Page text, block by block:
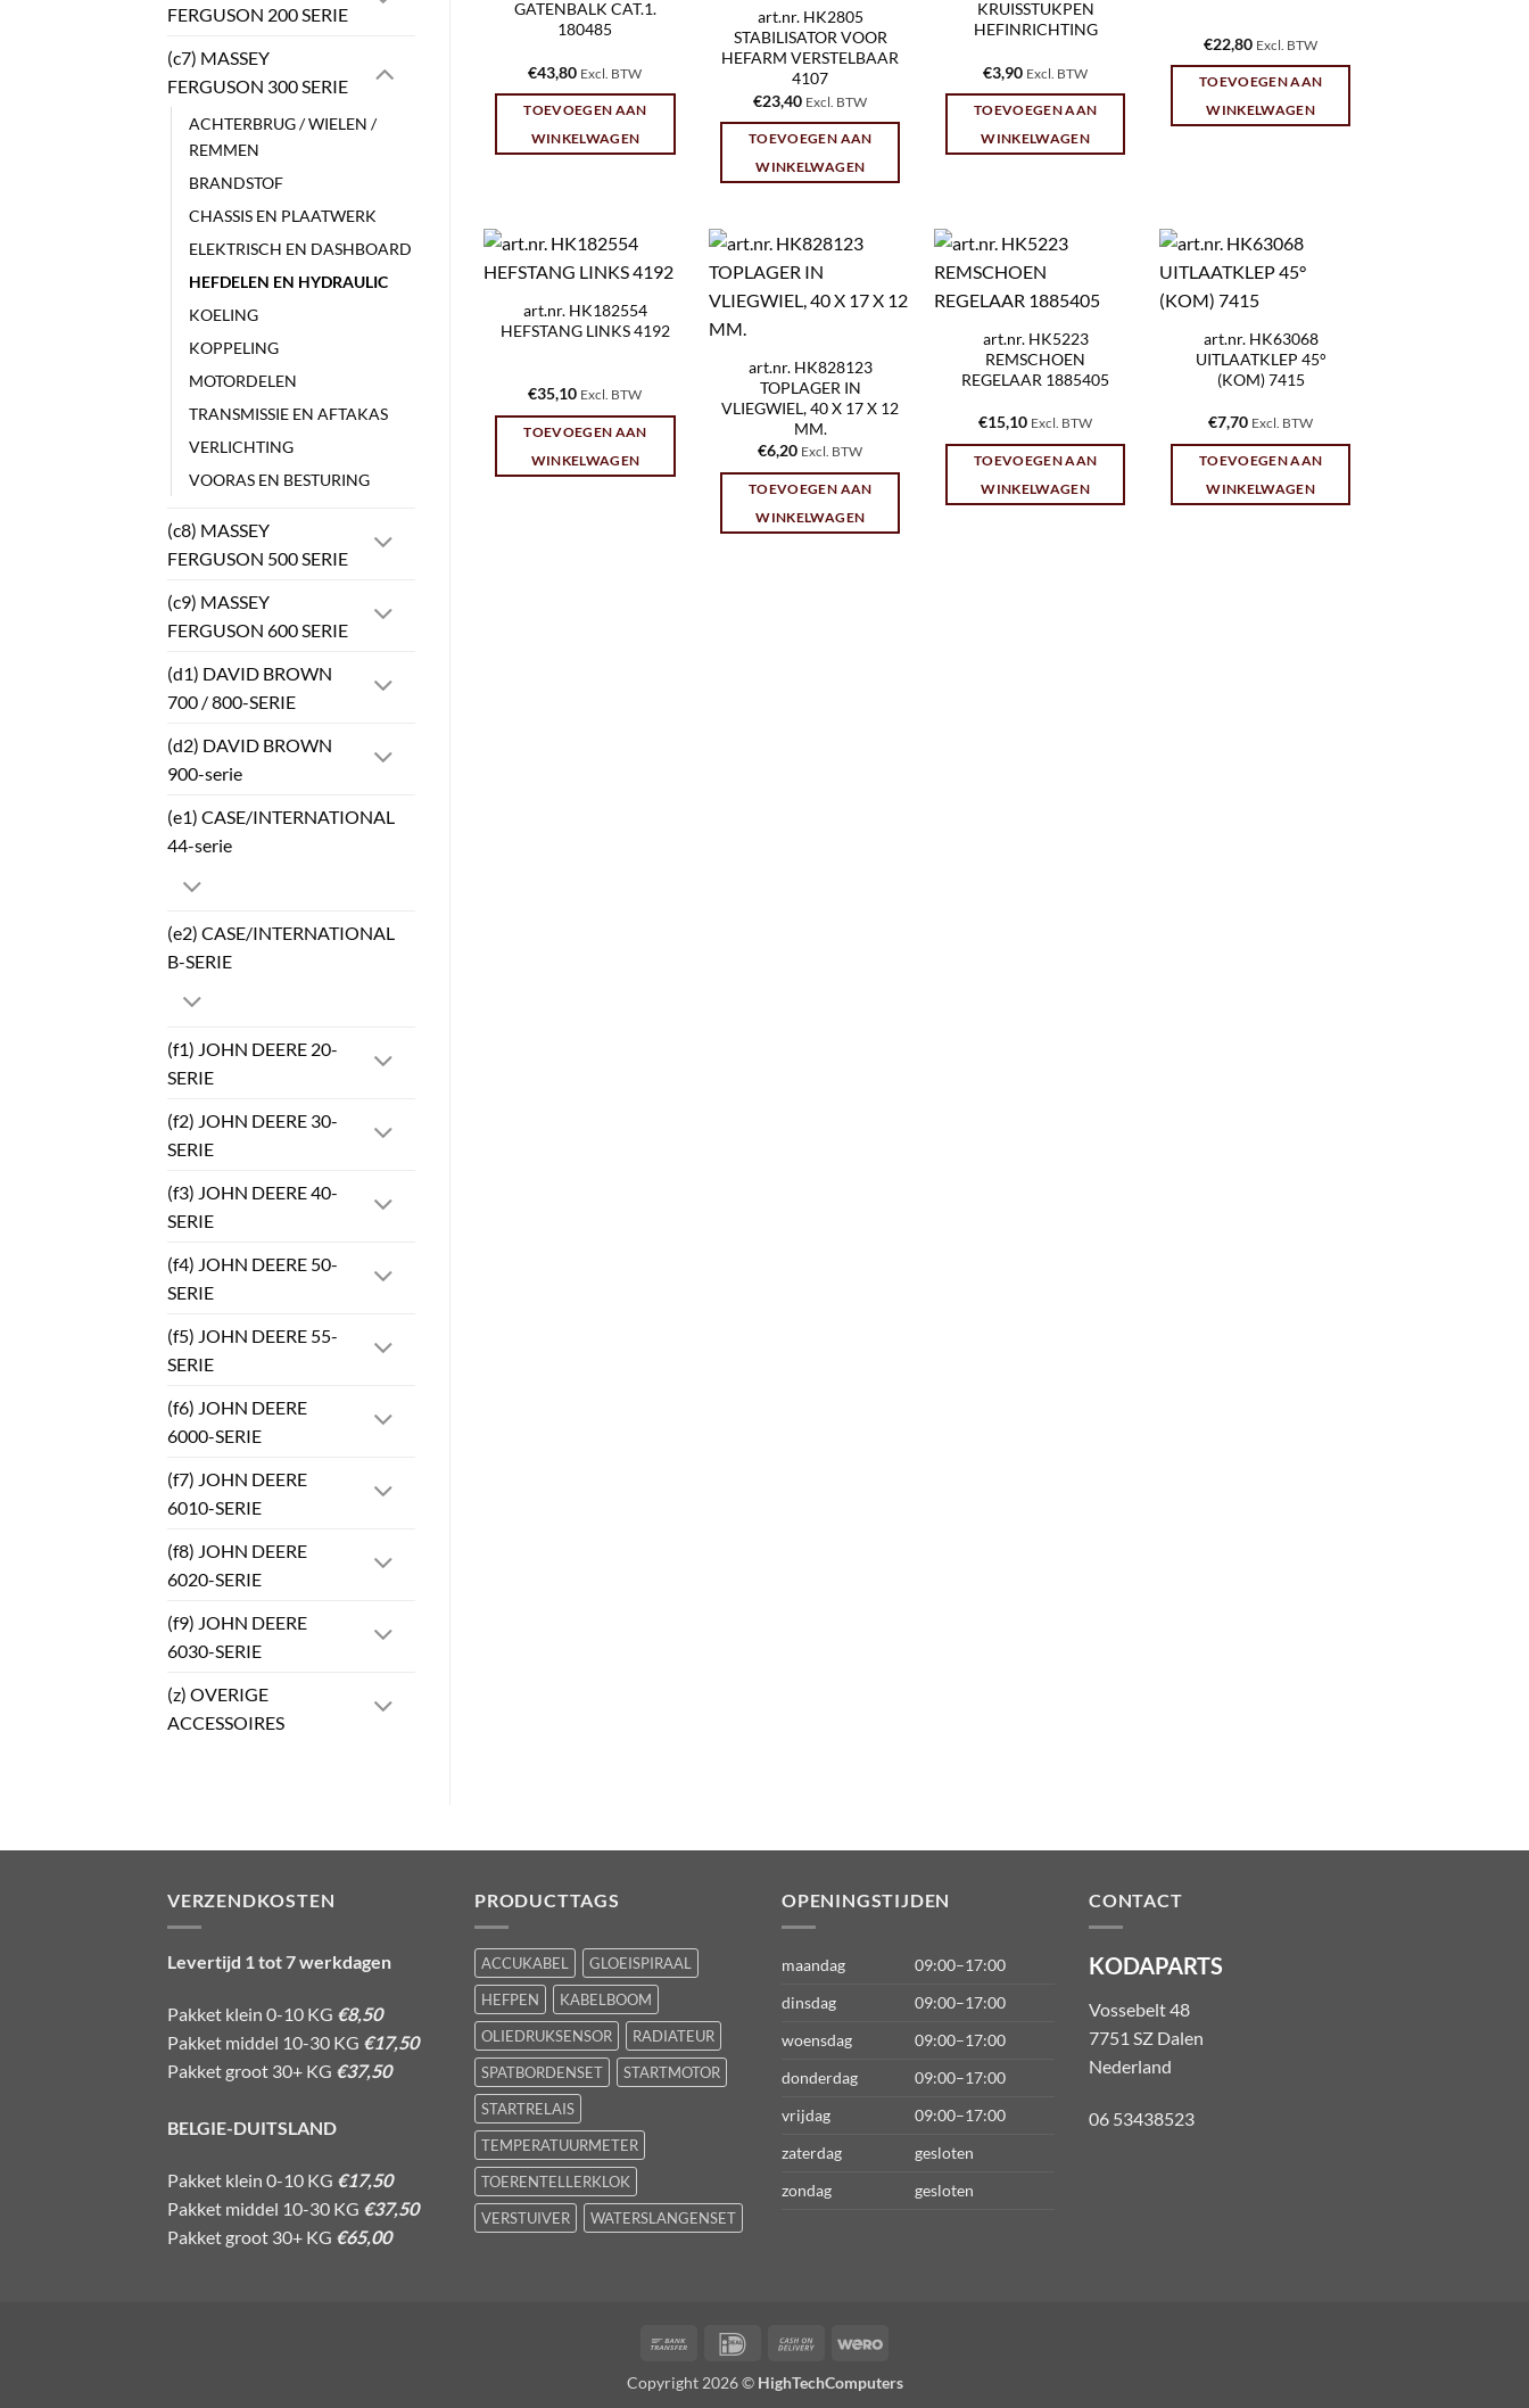
FERGUSON 200 SERIE
(c7) MASSEY
FERGUSON 300 SERIE
ACHTERBRUG / WIELEN /
REMMEN
BRANDSTOF
CHASSIS EN PLAATWERK
ELEKTRISCH EN DASHBOARD
HEFDELEN EN HYDRAULIC
KOELING
KOPPELING
MOTORDELEN
TRANSMISSIE EN AFTAKAS
VERLICHTING
VOORAS EN BESTURING
(c8) MASSEY
FERGUSON 500 SERIE
(c9) MASSEY
FERGUSON 600 SERIE
(d1) DAVID BROWN
700 / 800-SERIE
(d2) DAVID BROWN
900-serie
(e1) CASE/INTERNATIONAL
44-serie
(e2) CASE/INTERNATIONAL
B-SERIE
(f1) JOHN DEERE 20-
SERIE
(f2) JOHN DEERE 30-
SERIE
(f3) JOHN DEERE 40-
SERIE
(f4) JOHN DEERE 50-
SERIE
(f5) JOHN DEERE 55-
SERIE
(f6) JOHN DEERE
6000-SERIE
(f7) JOHN DEERE
6010-SERIE
(f8) JOHN DEERE
6020-SERIE
(f9) JOHN DEERE
6030-SERIE
(z) OVERIGE
ACCESSOIRES
GATENBALK CAT.1.
180485
€43,80 Excl. BTW
TOEVOEGEN AAN
WINKELWAGEN
art.nr. HK2805
STABILISATOR VOOR
HEFARM VERSTELBAAR
4107
€23,40 Excl. BTW
TOEVOEGEN AAN
WINKELWAGEN
KRUISSTUKPEN
HEFINRICHTING
€3,90 Excl. BTW
TOEVOEGEN AAN
WINKELWAGEN
€22,80 Excl. BTW
TOEVOEGEN AAN
WINKELWAGEN
art.nr. HK182554
HEFSTANG LINKS 4192
€35,10 Excl. BTW
TOEVOEGEN AAN
WINKELWAGEN
art.nr. HK828123
TOPLAGER IN
VLIEGWIEL, 40 X 17 X 12
MM.
€6,20 Excl. BTW
TOEVOEGEN AAN
WINKELWAGEN
art.nr. HK5223
REMSCHOEN
REGELAAR 1885405
€15,10 Excl. BTW
TOEVOEGEN AAN
WINKELWAGEN
art.nr. HK63068
UITLAATKLEP 45°
(KOM) 7415
€7,70 Excl. BTW
TOEVOEGEN AAN
WINKELWAGEN
VERZENDKOSTEN
Levertijd 1 tot 7 werkdagen
Pakket klein 0-10 KG €8,50
Pakket middel 10-30 KG €17,50
Pakket groot 30+ KG €37,50
BELGIE-DUITSLAND
Pakket klein 0-10 KG €17,50
Pakket middel 10-30 KG €37,50
Pakket groot 30+ KG €65,00
PRODUCTTAGS
ACCUKABEL
GLOEISPIRAAL
HEFPEN
KABELBOOM
OLIEDRUKSENSOR
RADIATEUR
SPATBORDENSET
STARTMOTOR
STARTRELAIS
TEMPERATUURMETER
TOERENTELLERKLOK
VERSTUIVER
WATERSLANGENSET
OPENINGSTIJDEN
maandag
09:00–17:00
dinsdag
09:00–17:00
woensdag
09:00–17:00
donderdag
09:00–17:00
vrijdag
09:00–17:00
zaterdag
gesloten
zondag
gesloten
CONTACT
KODAPARTS
Vossebelt 48
7751 SZ Dalen
Nederland
06 53438523
Bank
IDeal
Cash
Delivery
Wero
Copyright 2026 © HighTechComputers